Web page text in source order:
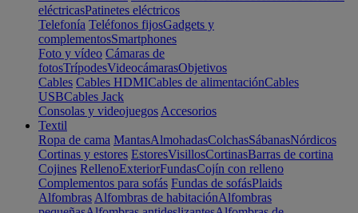
eléctricasPatinetes eléctricos
Telefonía Teléfonos fijosGadgets y
complementosSmartphones
Foto y vídeo Cámaras de
fotosTrípodesVideocámarasObjetivos
Cables Cables HDMICables de alimentaciónCables
USBCables Jack
Consolas y videojuegos Accesorios
Textil
Ropa de cama MantasAlmohadasColchasSábanasNórdicos
Cortinas y estores EstoresVisillosCortinasBarras de cortina
Cojines RellenoExteriorFundasCojín con relleno
Complementos para sofás Fundas de sofásPlaids
Alfombras Alfombras de habitaciónAlfombras